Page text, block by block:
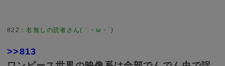
822 ：名無しの読者さん(｀・ω・´)
>>813